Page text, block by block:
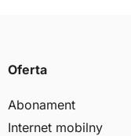
Oferta
Abonament
Internet mobilny